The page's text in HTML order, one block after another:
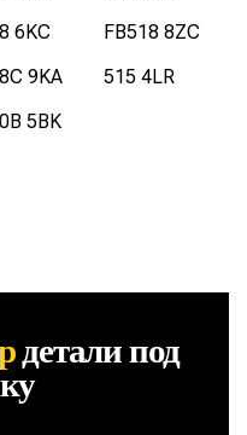
6KC
FB518 8ZC
9KA
515 4LR
5BK
деталипод